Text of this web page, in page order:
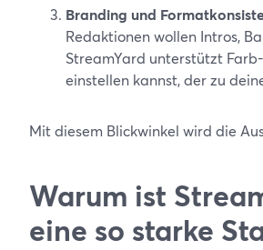
Branding und
Redaktionen wollen Intros,
StreamYard unterstützt
einstellen kannst, der zu
Mit diesem Blickwinkel wird die
Warum ist
eine so starke